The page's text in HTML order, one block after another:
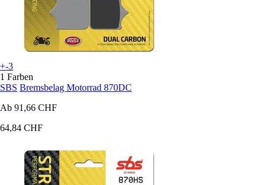
+-3
1 Farben
SBS Bremsbelag Motorrad 870DC
Ab 91,66 CHF
64,84 CHF